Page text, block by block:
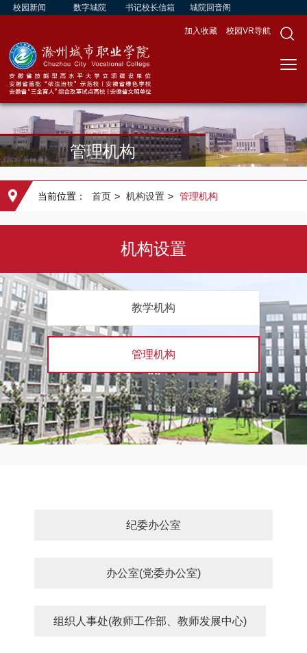
校园新闻 数字城院 书记校长信箱 城院回音阁
加入收藏 校园VR导航
管理机构
当前位置： 首页 > 机构设置 > 管理机构
机构设置
教学机构
管理机构
纪委办公室
办公室(党委办公室)
组织人事处(教师工作部、教师发展中心)